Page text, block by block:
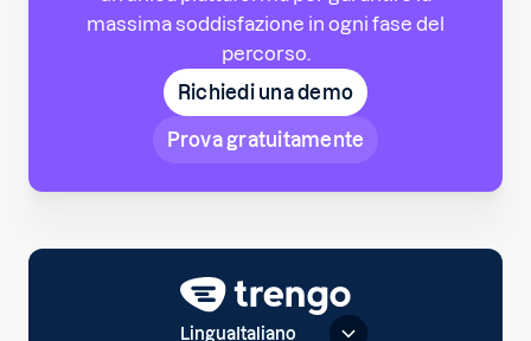
massima soddisfazione in ogni fase del
percorso.
Richiedi una demo
Prova gratuitamente
LinguaItaliano